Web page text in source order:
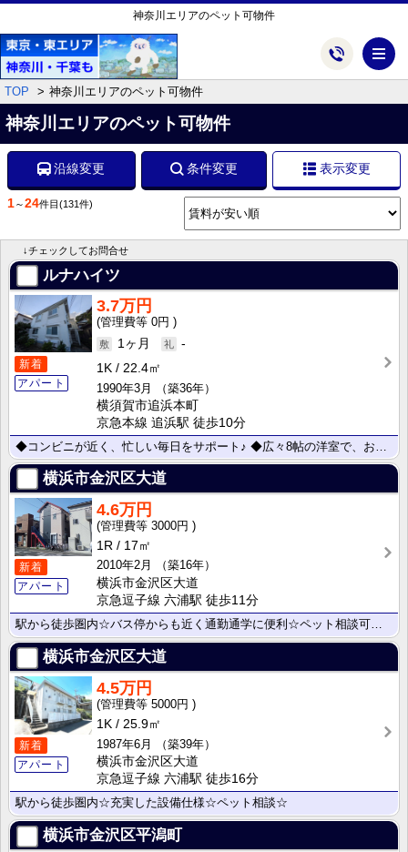
神奈川エリアのペット可物件
TOP 神奈川エリアのペット可物件
神奈川エリアのペット可物件
沿線変更 条件変更 表示変更
1～24件目 (131件)
↓チェックしてお問合せ
ルナハイツ
新着
アパート
3.7万円
0円
1ヶ月
-
1K
22.4㎡
1990年3月
（築36年）
横須賀市追浜本町
京急本線 追浜駅 徒歩10分
◆コンビニが近く、忙しい毎日をサポート♪ ◆広々8帖の洋室で、おうち時間も快適に
横浜市金沢区大道
新着
アパート
4.6万円
3000円
1R
17㎡
2010年2月
（築16年）
横浜市金沢区大道
京急逗子線 六浦駅 徒歩11分
駅から徒歩圏内☆バス停からも近く通勤通学に便利☆ペット相談可☆バス・トイレ別☆
横浜市金沢区大道
新着
アパート
4.5万円
5000円
1K
25.9㎡
1987年6月
（築39年）
横浜市金沢区大道
京急逗子線 六浦駅 徒歩16分
駅から徒歩圏内☆充実した設備仕様☆ペット相談☆
横浜市金沢区平潟町